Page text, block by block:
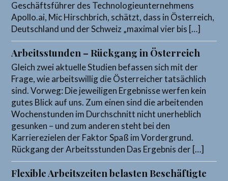
Geschäftsführer des Technologieunternehmens
Apollo.ai, Mic Hirschbrich, schätzt, dass in Österreich,
Deutschland und der Schweiz „maximal vier bis […]
Arbeitsstunden – Rückgang in Österreich
Gleich zwei aktuelle Studien befassen sich mit der
Frage, wie arbeitswillig die Österreicher tatsächlich
sind. Vorweg: Die jeweiligen Ergebnisse werfen kein
gutes Blick auf uns. Zum einen sind die arbeitenden
Wochenstunden im Durchschnitt nicht unerheblich
gesunken – und zum anderen steht bei den
Karrierezielen der Faktor Spaß im Vordergrund.
Rückgang der Arbeitsstunden Das Ergebnis der […]
Flexible Arbeitszeiten belasten Beschäftigte